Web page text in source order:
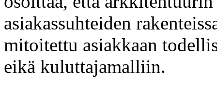
asiakassuhteiden
mitoitettu asiakkaan
eikä kuluttajamalliin.